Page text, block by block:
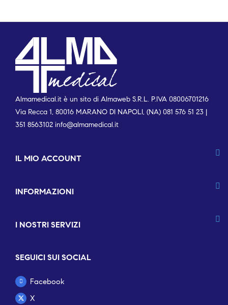
Almamedical.it è un sito di Almaweb S.R.L. P.IVA 08006701216
Via Recca 1, 80016 MARANO DI NAPOLI, (NA) 081 576 51 23 |
351 8563102 info@almamedical.it
IL MIO ACCOUNT
INFORMAZIONI
I NOSTRI SERVIZI
SEGUICI SUI SOCIAL
Facebook
X